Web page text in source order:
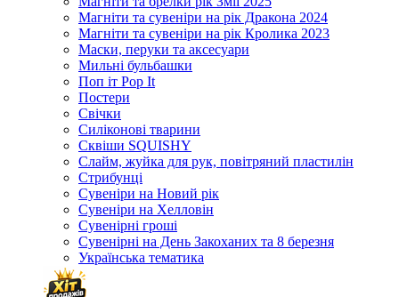
Магніти та сувеніри на рік Дракона 2024
Магніти та сувеніри на рік Кролика 2023
Маски, перуки та аксесуари
Мильні бульбашки
Поп іт Pop It
Постери
Свічки
Силіконові тварини
Сквіши SQUISHY
Слайм, жуйка для рук, повітряний пластилін
Стрибунці
Сувеніри на Новий рік
Сувеніри на Хелловін
Сувенірні гроші
Сувенірні на День Закоханих та 8 березня
Українська тематика